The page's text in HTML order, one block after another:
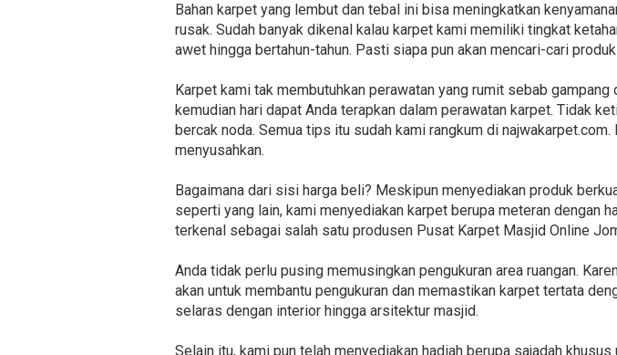
Bahan karpet yang lembut dan tebal ini bisa meningkatkan
rusak. Sudah banyak dikenal kalau karpet kami memiliki tingkat
awet hingga bertahun-tahun. Pasti siapa pun akan mencari-cari
Karpet kami tak membutuhkan perawatan yang rumit sebab
kemudian hari dapat Anda terapkan dalam perawatan karpet. Tidak
bercak noda. Semua tips itu sudah kami rangkum di
menyusahkan.
Bagaimana dari sisi harga beli? Meskipun menyediakan produk
seperti yang lain, kami menyediakan karpet berupa meteran dengan
terkenal sebagai salah satu produsen Pusat Karpet Masjid Online
Anda tidak perlu pusing memusingkan pengukuran area ruangan.
akan untuk membantu pengukuran dan memastikan karpet tertata
selaras dengan interior hingga arsitektur masjid.
Selain itu, kami pun telah menyediakan hadiah berupa sajadah